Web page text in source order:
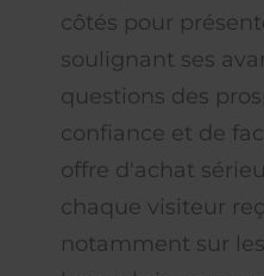
côtés pour
soulignant ses
questions des
confiance et de
offre d'achat
chaque visiteur
notamment sur